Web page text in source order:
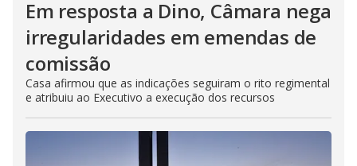
Em resposta a Dino, Câmara nega
irregularidades em emendas de
comissão
Casa afirmou que as indicações seguiram o rito regimental
e atribuiu ao Executivo a execução dos recursos